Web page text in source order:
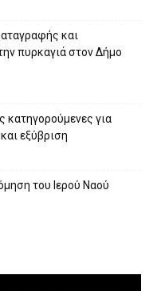
και
πυρκαγιά στον Δήμο
κατηγορούμενες για
εξύβριση
του Ιερού Ναού